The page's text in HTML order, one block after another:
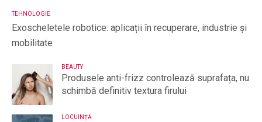
TEHNOLOGIE
Exoscheletele robotice: aplicații în recuperare, industrie și
mobilitate
BEAUTY
Produsele anti-frizz controlează suprafața, nu
schimbă definitiv textura firului
LOCUINȚĂ